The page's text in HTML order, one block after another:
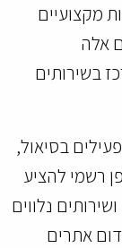
מקצועיים
אלה
בשירותים
בסיאול,
רשמי להציע
נלווים
אתרים